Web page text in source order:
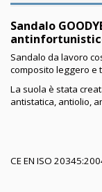
Sandalo
antinfortunistico
Sandalo da lavoro
composito leggero e
La suola è stata
antistatica, antiolio,
CE EN ISO